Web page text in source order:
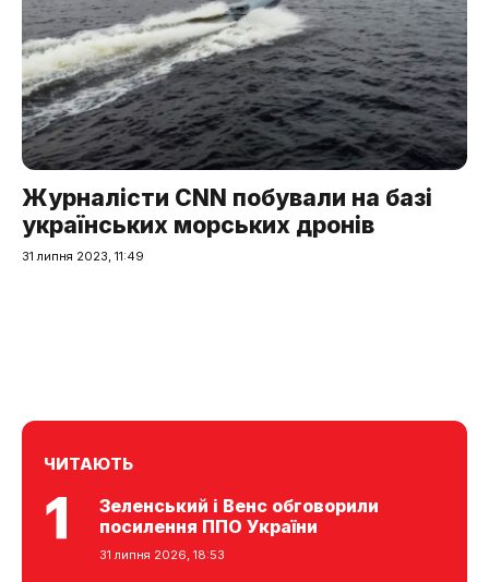
Журналісти CNN побували на базі
українських морських дронів
31 липня 2023, 11:49
ЧИТАЮТЬ
Зеленський і Венс обговорили
посилення ППО України
31 липня 2026, 18:53